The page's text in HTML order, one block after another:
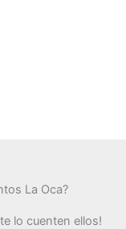
La Oca?
lo cuenten ellos!